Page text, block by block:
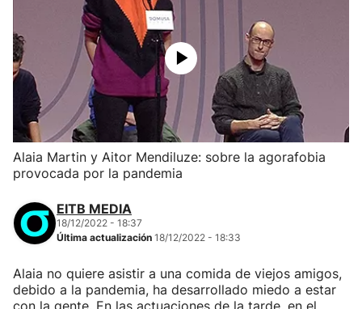
Alaia Martin y Aitor Mendiluze: sobre la agorafobia
provocada por la pandemia
EITB MEDIA
18/12/2022 - 18:37
Última actualización 18/12/2022 - 18:33
Alaia no quiere asistir a una comida de viejos amigos,
debido a la pandemia, ha desarrollado miedo a estar
con la gente. En las actuaciones de la tarde, en el